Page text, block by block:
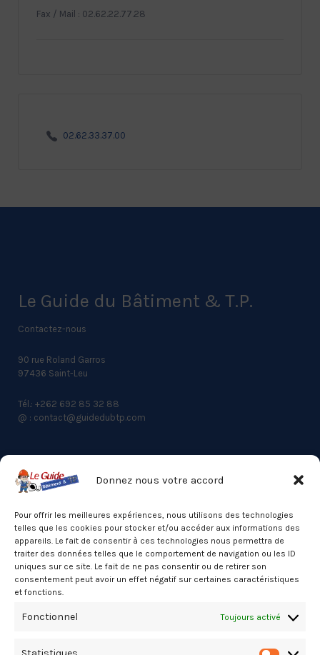
Donnez nous votre accord
Pour offrir les meilleures expériences, nous utilisons des technologies
telles que les cookies pour stocker et/ou accéder aux informations des
appareils. Le fait de consentir à ces technologies nous permettra de
traiter des données telles que le comportement de navigation ou les ID
uniques sur ce site. Le fait de ne pas consentir ou de retirer son
consentement peut avoir un effet négatif sur certaines caractéristiques
et fonctions.
Fonctionnel Toujours activé
Fax / Mail : 02.62.22.77.28
02.62.33.37.00
Le Guide du Bâtiment & T.P.
Contactez-nous
90 rue Roland Garros
97436 Saint-Leu
Tél.: +262 692 85 32 88
@ : contact@guidedubtp.com
ACCES RAPIDE
Actualités du BTP
Annuaire
Besoin d’un professionnel ?
Mentions légales